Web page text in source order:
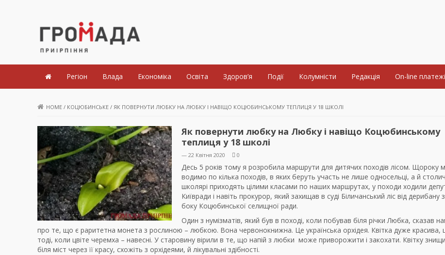
Громада Приірпіння
Регіон Влада Економіка Освіта Здоров’я Події Колумністи Редакція On-line платежі
HOME / КОЦЮБИНСЬКЕ / ЯК ПОВЕРНУТИ ЛЮБКУ НА ЛЮБКУ І НАВІЩО КОЦЮБИНСЬКОМУ ТЕПЛИЦЯ У 18 ШКОЛІ
Як повернути любку на Любку і навіщо Коцюбинському
теплиця у 18 школі
— 22 Квітня 2020 0
Десь 5 років тому я розробила маршрути для дитячих походів лісом. Щороку
водимо по кілька походів, в яких беруть участь не лише односельці, а й
школярі приходять цілими класами по наших маршрутах, у походи ходили
Київради і навіть прокурор, який захищав в суді Біличанський ліс від дерибану з
боку Коцюбинської селищної ради.
Один з нумізматів, який був в поході, коли побував біля річки Любка, сказав
про те, що є раритетна монета з рослиною – любкою. Вона червонокнижна. Це українська орхідея. Квітка дуже красива,
тоді, коли цвіте черемха – навесні. У старовину вірили в те, що напій з любки може приворожити і закохати. Квітку
біля міст через її красу, схожіть з орхідеями, й лікувальні здібності.